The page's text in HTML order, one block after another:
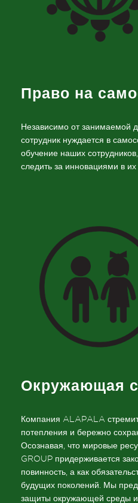
Право на
Независимо от занимаемой
сотрудник нуждается в
обучение наших
следить за инновациями в
Окружающая
Компания ALAPALA
потепления и бережно
Осознавая, что мировые
GROUP придерживается
повинность, а как
будущих поколений. Мы
защиты окружающей среды и